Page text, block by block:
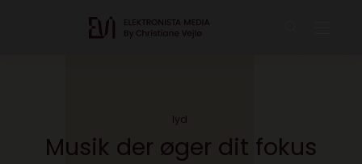
lyd
Musik der øger dit fokus